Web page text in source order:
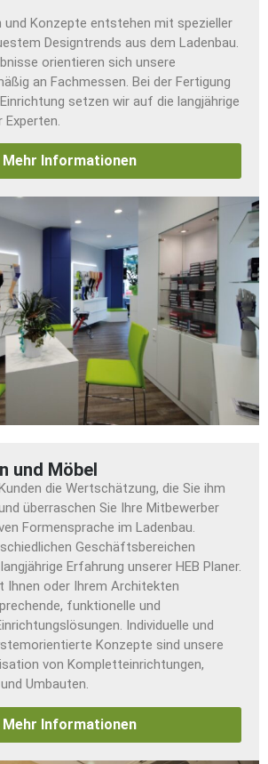
und Konzepte entstehen mit spezieller
Designtrends aus dem Ladenbau.
orientieren sich unsere
an Fachmessen. Bei der Fertigung
setzen wir auf die langjährige
Experten.
Mehr Informationen
und Möbel
die Wertschätzung, die Sie ihm
überraschen Sie Ihre Mitbewerber
Formensprache im Ladenbau.
Geschäftsbereichen
Erfahrung unserer HEB Planer.
Ihnen oder Ihrem Architekten
funktionelle und
Individuelle und
Konzepte sind unsere
von Kompletteinrichtungen,
Umbauten.
Mehr Informationen